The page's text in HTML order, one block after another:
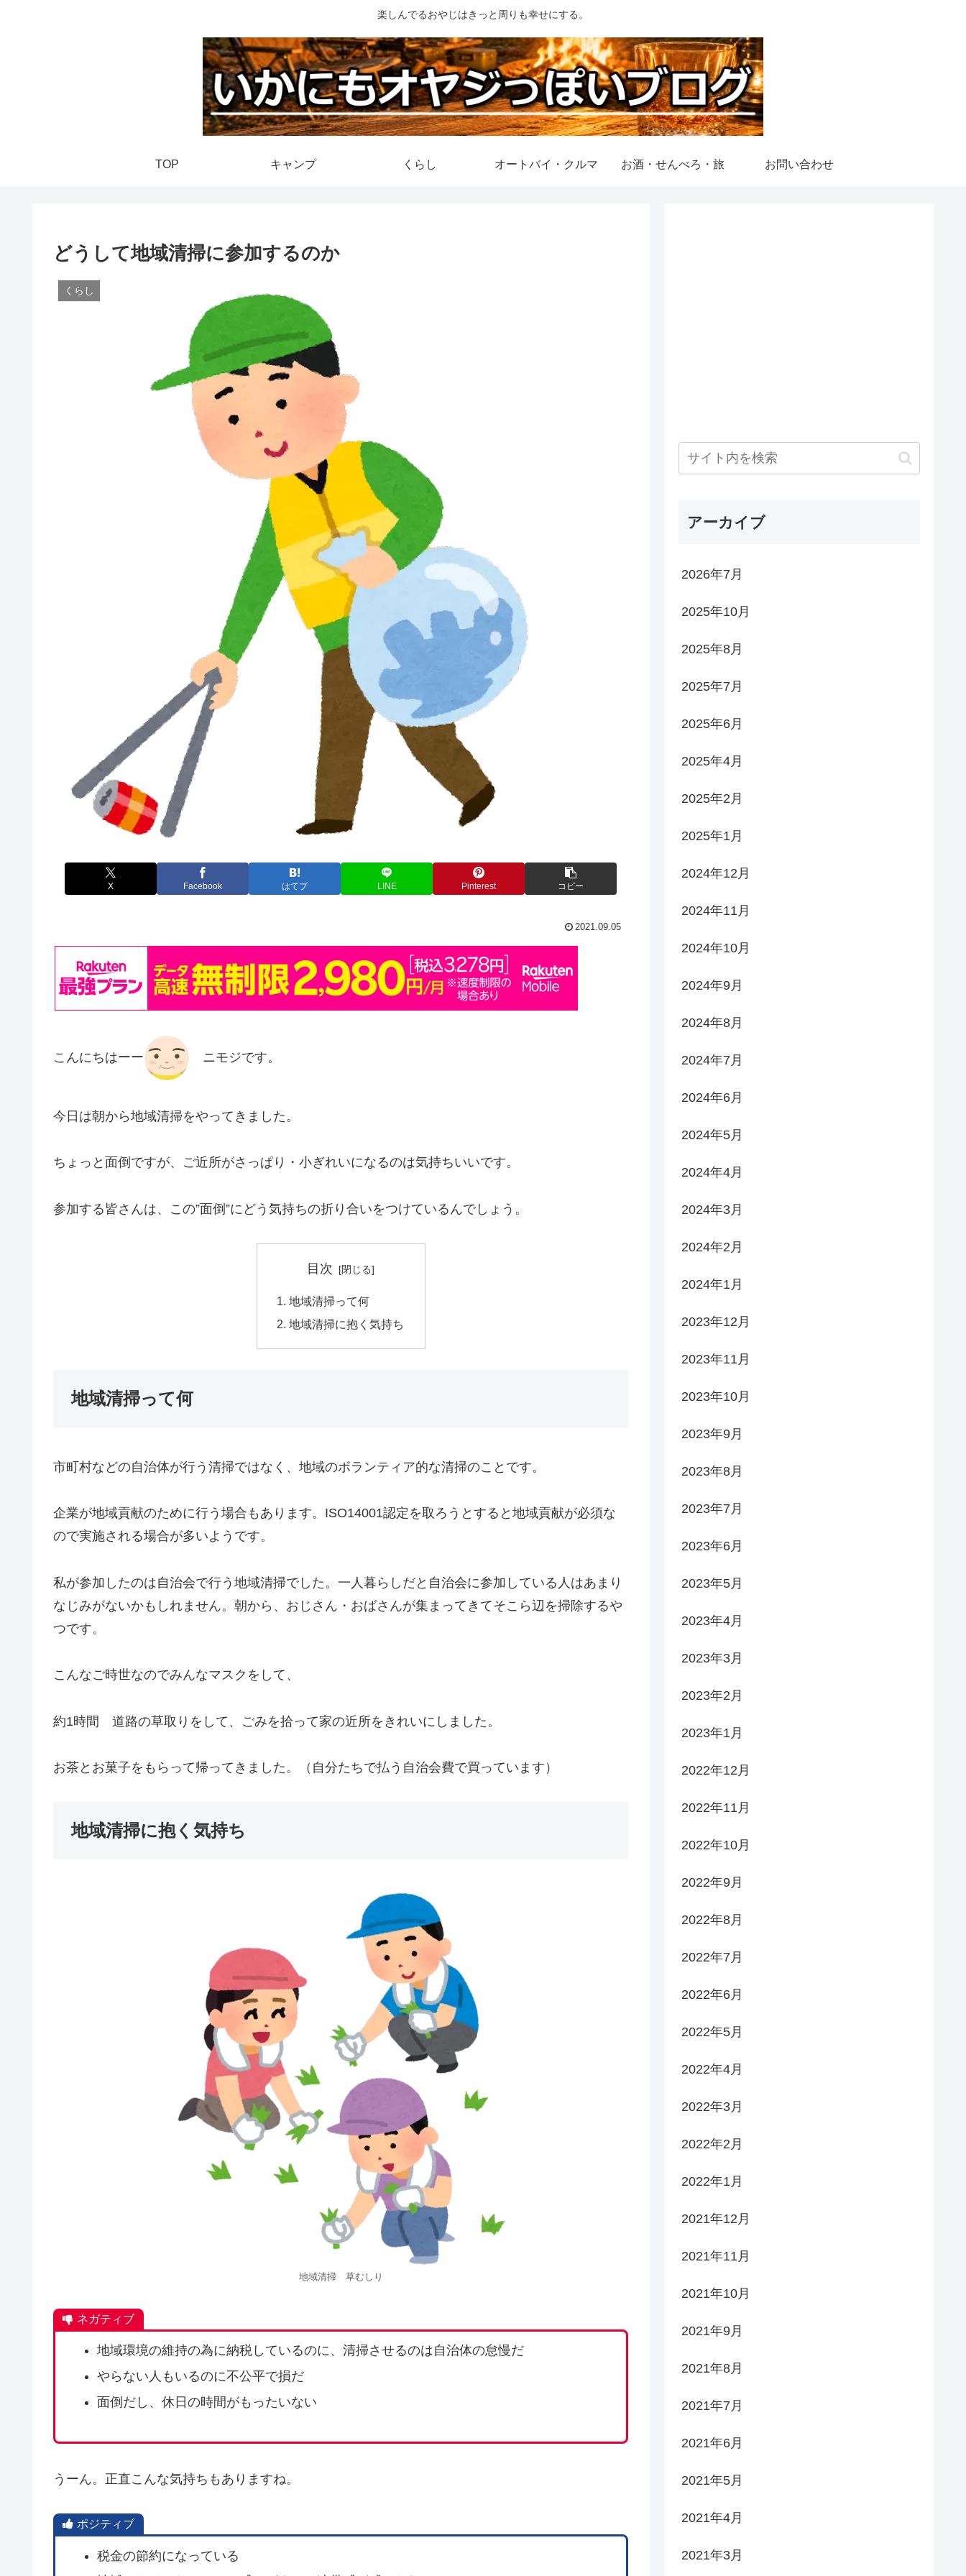
楽しんでるおやじはきっと周りも幸せにする。
TOP キャンプ くらし オートバイ・クルマ お酒・せんべろ・旅 お問い合わせ
どうして地域清掃に参加するのか
くらし
X Facebook はてブ LINE Pinterest コピー
2021.09.05
こんにちはーー ニモジです。
今日は朝から地域清掃をやってきました。
ちょっと面倒ですが、ご近所がさっぱり・小ぎれいになるのは気持ちいいです。
参加する皆さんは、この”面倒”にどう気持ちの折り合いをつけているんでしょう。
目次
地域清掃って何
地域清掃に抱く気持ち
地域清掃って何
市町村などの自治体が行う清掃ではなく、地域のボランティア的な清掃のことです。
企業が地域貢献のために行う場合もあります。ISO14001認定を取ろうとすると地域貢献が必須な
ので実施される場合が多いようです。
私が参加したのは自治会で行う地域清掃でした。一人暮らしだと自治会に参加している人はあまり
なじみがないかもしれません。朝から、おじさん・おばさんが集まってきてそこら辺を掃除するや
つです。
こんなご時世なのでみんなマスクをして、
約1時間 道路の草取りをして、ごみを拾って家の近所をきれいにしました。
お茶とお菓子をもらって帰ってきました。（自分たちで払う自治会費で買っています）
地域清掃に抱く気持ち
地域清掃 草むしり
ネガティブ
地域環境の維持の為に納税しているのに、清掃させるのは自治体の怠慢だ
やらない人もいるのに不公平で損だ
面倒だし、休日の時間がもったいない
うーん。正直こんな気持ちもありますね。
ポジティブ
税金の節約になっている
アーカイブ
2026年7月
2025年10月
2025年8月
2025年7月
2025年6月
2025年4月
2025年2月
2025年1月
2024年12月
2024年11月
2024年10月
2024年9月
2024年8月
2024年7月
2024年6月
2024年5月
2024年4月
2024年3月
2024年2月
2024年1月
2023年12月
2023年11月
2023年10月
2023年9月
2023年8月
2023年7月
2023年6月
2023年5月
2023年4月
2023年3月
2023年2月
2023年1月
2022年12月
2022年11月
2022年10月
2022年9月
2022年8月
2022年7月
2022年6月
2022年5月
2022年4月
2022年3月
2022年2月
2022年1月
2021年12月
2021年11月
2021年10月
2021年9月
2021年8月
2021年7月
2021年6月
2021年5月
2021年4月
2021年3月